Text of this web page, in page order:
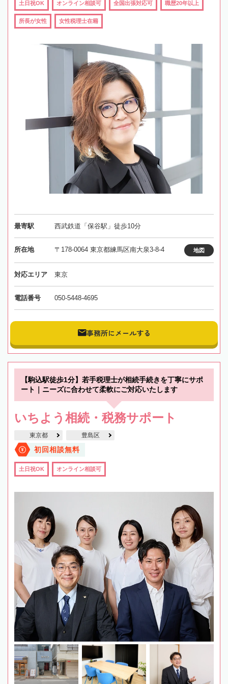
土日祝OK オンライン相談可 全国出張対応可 職歴20年以上
所長が女性 女性税理士在籍
最寄駅 西武鉄道「保谷駅」徒歩10分
所在地 〒178-0064 東京都練馬区南大泉3-8-4 地図
対応エリア 東京
電話番号 050-5448-4695
事務所にメールする
【駒込駅徒歩1分】若手税理士が相続手続きを丁寧にサポ
ート｜ニーズに合わせて柔軟にご対応いたします
いちよう相続・税務サポート
東京都 豊島区
初回相談無料
土日祝OK オンライン相談可